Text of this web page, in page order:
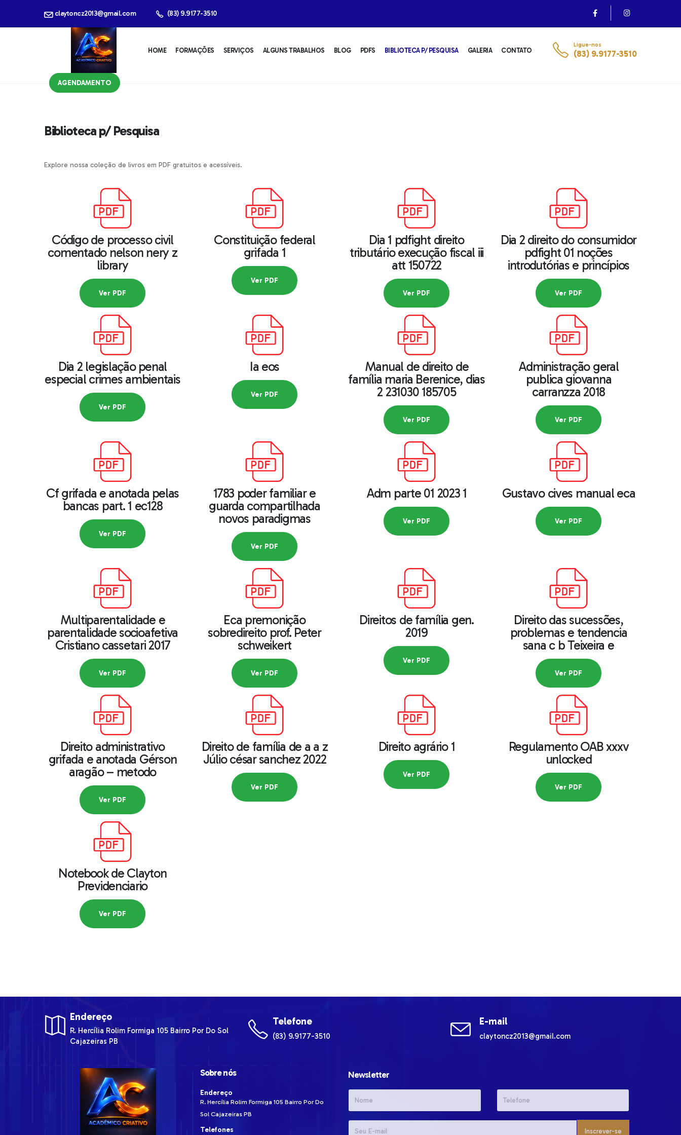
claytoncz2013@gmail.com (83) 9.9177-3510
HOME FORMAÇÕES SERVIÇOS ALGUNS TRABALHOS BLOG PDFS BIBLIOTECA P/ PESQUISA GALERIA CONTATO
Ligue-nos
(83) 9.9177-3510
AGENDAMENTO
Biblioteca p/ Pesquisa
Explore nossa coleção de livros em PDF gratuitos e acessíveis.
Código de processo civil
comentado nelson nery z
library
Ver PDF
Constituição federal
grifada 1
Ver PDF
Dia 1 pdfight direito
tributário execução fiscal iii
att 150722
Ver PDF
Dia 2 direito do consumidor
pdfight 01 noções
introdutórias e princípios
Ver PDF
Dia 2 legislação penal
especial crimes ambientais
Ver PDF
Ia eos
Ver PDF
Manual de direito de
família maria Berenice, dias
2 231030 185705
Ver PDF
Administração geral
publica giovanna
carranzza 2018
Ver PDF
Cf grifada e anotada pelas
bancas part. 1 ec128
Ver PDF
1783 poder familiar e
guarda compartilhada
novos paradigmas
Ver PDF
Adm parte 01 2023 1
Ver PDF
Gustavo cives manual eca
Ver PDF
Multiparentalidade e
parentalidade socioafetiva
Cristiano cassetari 2017
Ver PDF
Eca premonição
sobredireito prof. Peter
schweikert
Ver PDF
Direitos de família gen.
2019
Ver PDF
Direito das sucessões,
problemas e tendencia
sana c b Teixeira e
Ver PDF
Direito administrativo
grifada e anotada Gérson
aragão – metodo
Ver PDF
Direito de família de a a z
Júlio césar sanchez 2022
Ver PDF
Direito agrário 1
Ver PDF
Regulamento OAB xxxv
unlocked
Ver PDF
Notebook de Clayton
Previdenciario
Ver PDF
Endereço
R. Hercília Rolim Formiga 105 Bairro Por Do Sol
Cajazeiras PB
Telefone
(83) 9.9177-3510
E-mail
claytoncz2013@gmail.com
Sobre nós
Endereço
R. Hercília Rolim Formiga 105 Bairro Por Do
Sol Cajazeiras PB
Telefones
Newsletter
Inscrever-se